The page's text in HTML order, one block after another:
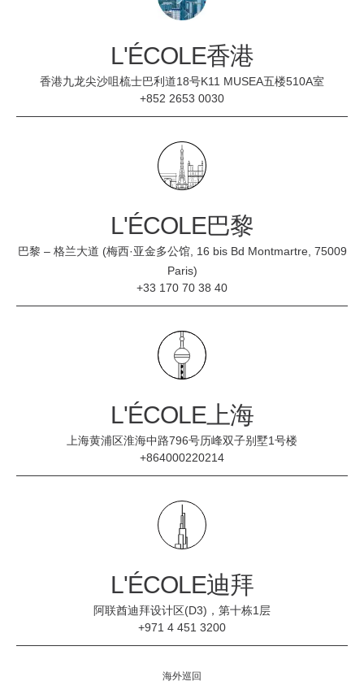
L'ÉCOLE香港
香港九龙尖沙咀梳士巴利道18号K11 MUSEA五楼510A室
+852 2653 0030
L'ÉCOLE巴黎
巴黎 – 格兰大道 (梅西·亚金多公馆, 16 bis Bd Montmartre, 75009
Paris)
+33 170 70 38 40
L'ÉCOLE上海
上海黄浦区淮海中路796号历峰双子别墅1号楼
+864000220214
L'ÉCOLE迪拜
阿联酋迪拜设计区(D3)，第十栋1层
+971 4 451 3200
海外巡回